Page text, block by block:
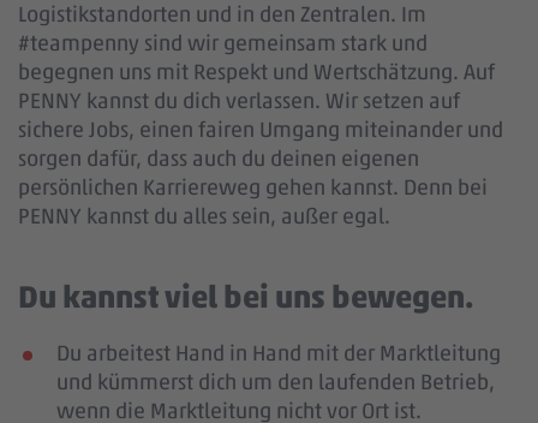
Logistikstandorten und in den Zentralen. Im
#teampenny sind wir gemeinsam stark und
begegnen uns mit Respekt und Wertschätzung. Auf
PENNY kannst du dich verlassen. Wir setzen auf
sichere Jobs, einen fairen Umgang miteinander und
sorgen dafür, dass auch du deinen eigenen
persönlichen Karriereweg gehen kannst. Denn bei
PENNY kannst du alles sein, außer egal.
Du kannst viel bei uns bewegen.
Du arbeitest Hand in Hand mit der Marktleitung
und kümmerst dich um den laufenden Betrieb,
wenn die Marktleitung nicht vor Ort ist.